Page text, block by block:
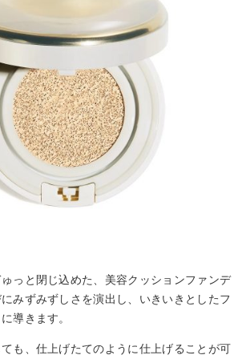
っと閉じ込めた、美容クッションファンデ
みずみずしさを演出し、いきいきとしたフ
導きます。
も、仕上げたてのように仕上げることが可